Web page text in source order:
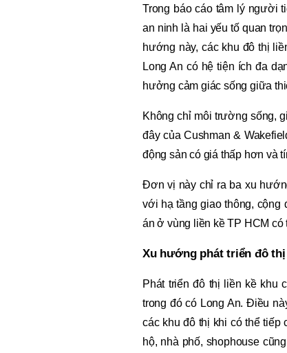
Trong báo cáo tâm lý người
an ninh là hai yếu tố quan
hướng này, các khu đô thị
Long An có hệ tiện ích đa
hưởng cảm giác sống giữa
Không chỉ môi trường sống,
đây của Cushman &
động sản có giá thấp hơn và
Đơn vị này chỉ ra ba xu
với hạ tầng giao thông, cộng
án ở vùng liền kề TP HCM
Xu hướng phát triển đô
Phát triển đô thị liền kề khu
trong đó có Long An. Điều
các khu đô thị khi có thể
hộ, nhà phố, shophouse